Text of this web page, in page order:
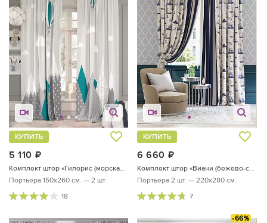
5 110
КУПИТЬ
Комплект штор «Гилорис (морская волна)»
Портьера 150х260 см. — 2 шт.
18
6 660
КУПИТЬ
Комплект штор «Виани (бежево-синий)»
Портьера 2 шт. — 220х280 см.
7
-66%